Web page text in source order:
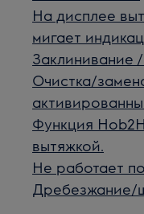
На дисплее
мигает
Заклинивание
Очистка/
Функция
вытяжкой.
Не работает
Дребезжание/